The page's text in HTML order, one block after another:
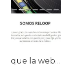
que la web…